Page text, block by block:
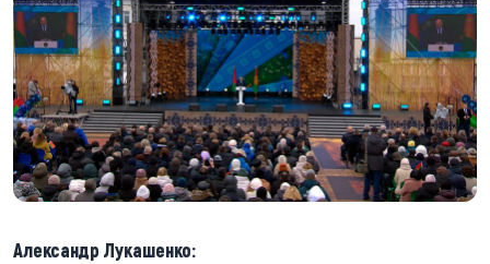
Александр Лукашенко: